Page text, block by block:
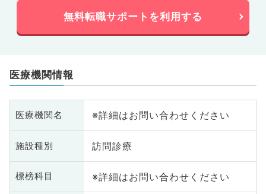
無料転職サポートを利用する
医療機関情報
医療機関名 ※詳細はお問い合わせください
施設種別 訪問診療
標榜科目 ※詳細はお問い合わせください